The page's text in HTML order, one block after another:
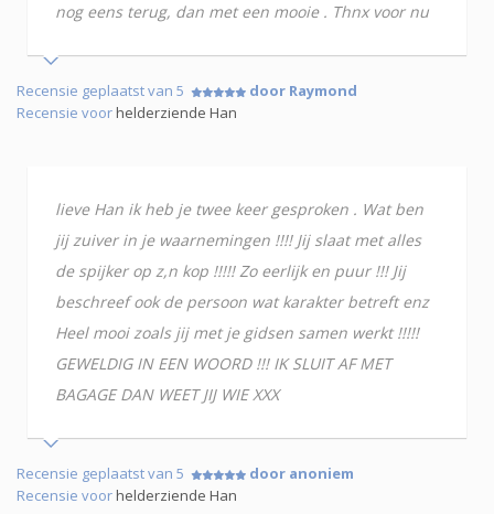
nog eens terug, dan met een mooie . Thnx voor nu
Recensie geplaatst van 5
door Raymond
Recensie voorhelderziende Han
lieve Han ik heb je twee keer gesproken . Wat ben
jij zuiver in je waarnemingen !!!! Jij slaat met alles
de spijker op z,n kop !!!!! Zo eerlijk en puur !!! Jij
beschreef ook de persoon wat karakter betreft enz
Heel mooi zoals jij met je gidsen samen werkt !!!!!
GEWELDIG IN EEN WOORD !!! IK SLUIT AF MET
BAGAGE DAN WEET JIJ WIE XXX
Recensie geplaatst van 5
door anoniem
Recensie voorhelderziende Han